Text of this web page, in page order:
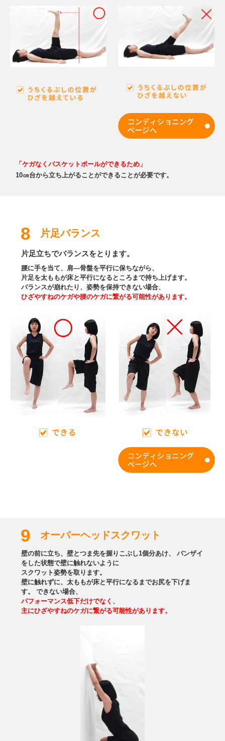
「ケガなくバスケットボールができるため」
10㎝台から立ち上がることができることが必要です。
8 片足バランス
片足立ちでバランスをとります。
腰に手を当て、肩―骨盤を平行に保ちながら、
片足を太ももが床と平行になるところまで持ち上げます。
バランスが崩れたり、姿勢を保持できない場合、
ひざやすねのケガや腰のケガに繋がる可能性があります。
9 オーバーヘッドスクワット
壁の前に立ち、壁とつま先を握りこぶし1個分あけ、 バンザイ
をした状態で壁に触れないように
スクワット姿勢を取ります。
壁に触れずに、太ももが床と平行になるまでお尻を下げま
す。
できない場合、
パフォーマンス低下だけでなく、
主にひざやすねのケガに繋がる可能性があります。